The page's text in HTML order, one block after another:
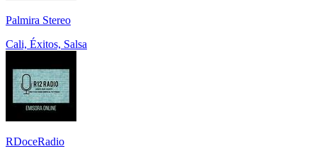
Palmira Stereo
Cali, Éxitos, Salsa
RDoceRadio